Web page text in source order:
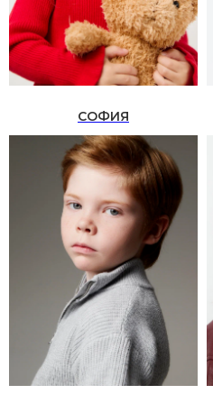
СОФИЯ